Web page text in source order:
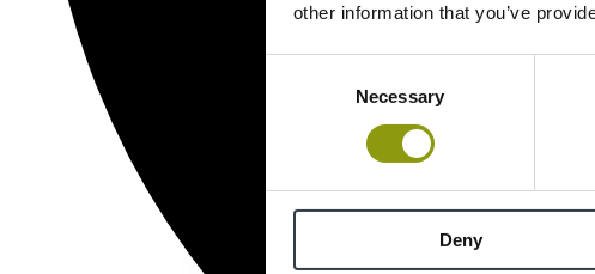
other information that you’ve
Necessary
Deny